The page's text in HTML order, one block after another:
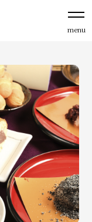
menu